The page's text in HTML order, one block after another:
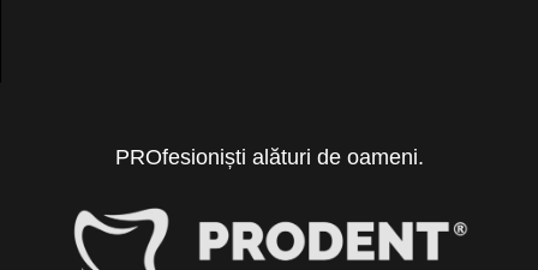
PROfesioniști alături de oameni.